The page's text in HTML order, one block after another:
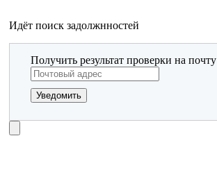
Идёт поиск задолжнностей
Получить результат проверки на почту
Уведомить